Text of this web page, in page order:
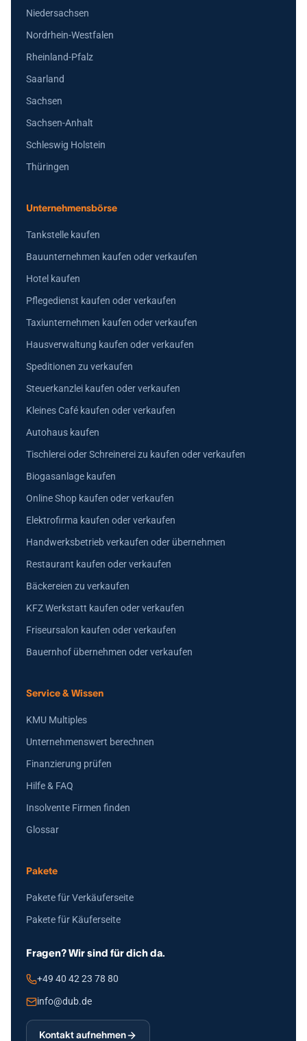
Niedersachsen
Nordrhein-Westfalen
Rheinland-Pfalz
Saarland
Sachsen
Sachsen-Anhalt
Schleswig Holstein
Thüringen
Unternehmensbörse
Tankstelle kaufen
Bauunternehmen kaufen oder verkaufen
Hotel kaufen
Pflegedienst kaufen oder verkaufen
Taxiunternehmen kaufen oder verkaufen
Hausverwaltung kaufen oder verkaufen
Speditionen zu verkaufen
Steuerkanzlei kaufen oder verkaufen
Kleines Café kaufen oder verkaufen
Autohaus kaufen
Tischlerei oder Schreinerei zu kaufen oder verkaufen
Biogasanlage kaufen
Online Shop kaufen oder verkaufen
Elektrofirma kaufen oder verkaufen
Handwerksbetrieb verkaufen oder übernehmen
Restaurant kaufen oder verkaufen
Bäckereien zu verkaufen
KFZ Werkstatt kaufen oder verkaufen
Friseursalon kaufen oder verkaufen
Bauernhof übernehmen oder verkaufen
Service & Wissen
KMU Multiples
Unternehmenswert berechnen
Finanzierung prüfen
Hilfe & FAQ
Insolvente Firmen finden
Glossar
Pakete
Pakete für Verkäuferseite
Pakete für Käuferseite
Fragen? Wir sind für dich da.
+49 40 42 23 78 80
info@dub.de
Kontakt aufnehmen